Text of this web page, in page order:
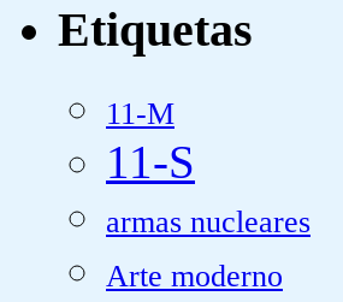
Etiquetas
11-M
11-S
armas nucleares
Arte moderno